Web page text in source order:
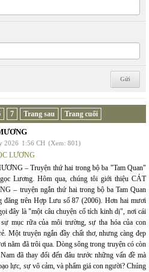
7 Trang sau Trang cuối
2026 1:56 CH (Xem: 801)
LƯƠNG
– Truyện thứ hai trong bộ ba "Tam Quan"
Lương. Hôm qua, chúng tôi giới thiệu CÁT
– truyện ngắn thứ hai trong bộ ba Tam Quan
đăng trên Hợp Lưu số 87 (2006). Hơn hai mươi
đây là "một câu chuyện cổ tích kinh dị", nơi cái
mục rữa của môi trường, sự tha hóa của con
Một truyện ngắn đầy chất thơ, nhưng càng đẹp
năm đã trôi qua. Dòng sông trong truyện có còn
đã thay đổi đến đâu trước những vấn đề mà
lực, sự vô cảm, và phẩm giá con người? Chúng